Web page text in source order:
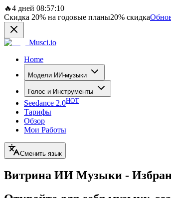
🔥4 дней 08:57:10
Скидка 20% на годовые планы20% скидка
Musci.io
Home
Модели ИИ-музыки
Голос и Инструменты
Seedance 2.0HOT
Тарифы
Обзор
Мои Работы
Сменить язык
Витрина ИИ Музыки -